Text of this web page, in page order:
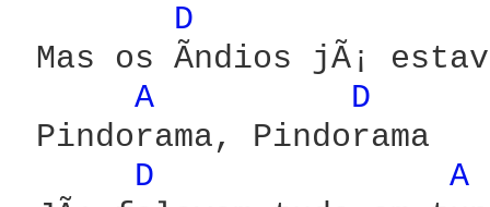
D
Mas os Ã­ndios jÃ¡
A
D
Pindorama, Pindorama
D
A